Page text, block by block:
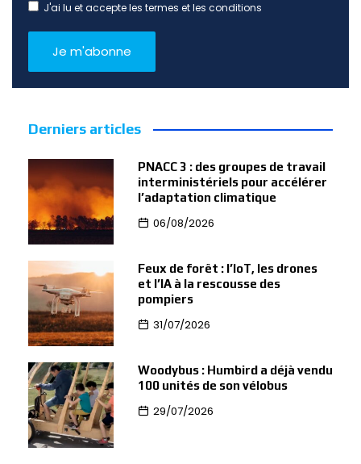
J'ai lu et accepte les termes et les conditions
Derniers articles
PNACC 3 : des groupes de travail
interministériels pour accélérer
l’adaptation climatique
06/08/2026
Feux de forêt : l’IoT, les drones
et l’IA à la rescousse des
pompiers
31/07/2026
Woodybus : Humbird a déjà vendu
100 unités de son vélobus
29/07/2026